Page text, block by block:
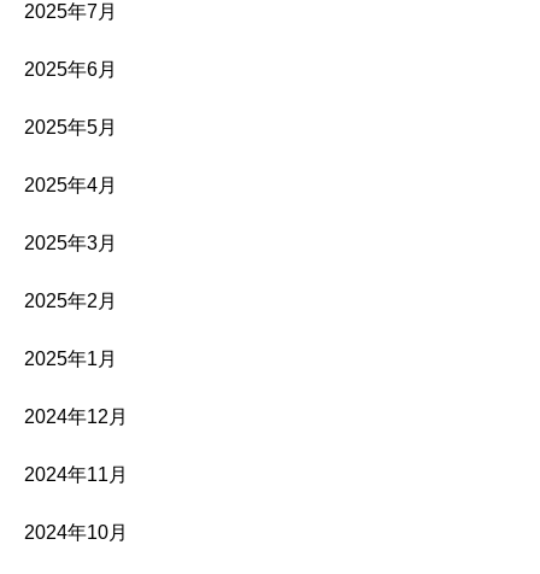
2025年7月
2025年6月
2025年5月
2025年4月
2025年3月
2025年2月
2025年1月
2024年12月
2024年11月
2024年10月